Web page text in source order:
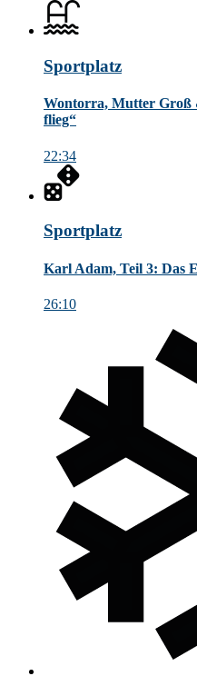
Sportplatz
Wontorra, Mutter Groß
flieg“
22:34
Sportplatz
Karl Adam, Teil 3: Das
26:10